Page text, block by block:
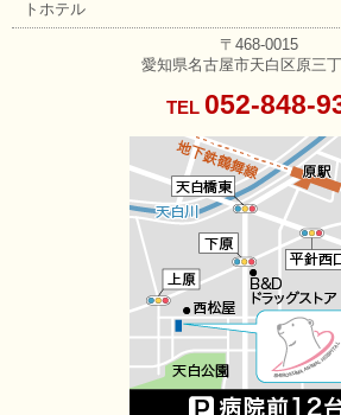
トホテル
〒468-0015
愛知県名古屋市天白区原三
TEL 052-848-